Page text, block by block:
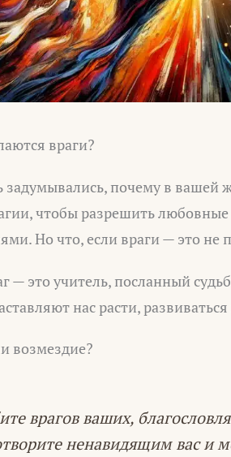
враги?
задумывались, почему в вашей
чтобы разрешить любовные
Но что, если враги — это не
— это учитель, посланный
нас расти,
возмездие?
врагов ваших,
ненавидящим вас и